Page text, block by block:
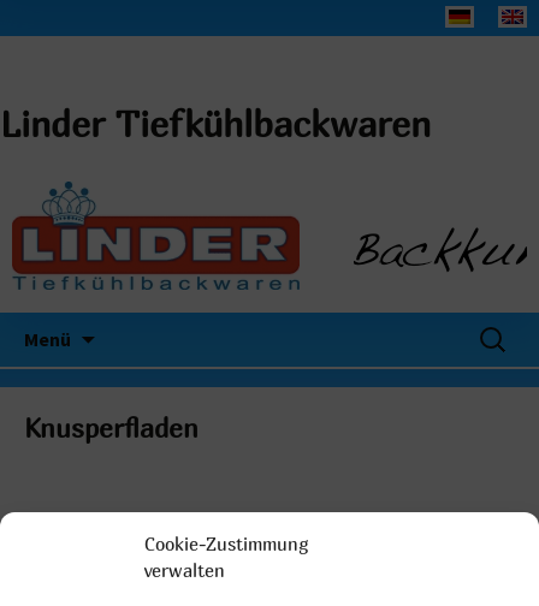
Cookie-Zustimmung
verwalten
Linder Tiefkühlbackwaren
Menü
Suchen
nach:
Knusperfladen